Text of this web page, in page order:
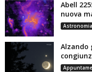
Abell
nuova
Alzando